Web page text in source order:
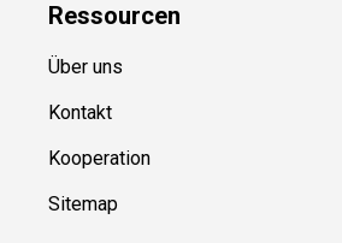
Ressourcen
Über uns
Kontakt
Kooperation
Sitemap